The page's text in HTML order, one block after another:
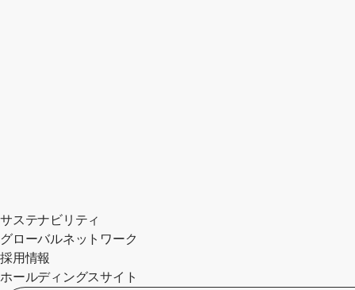
サステナビリティ
グローバルネットワーク
採用情報
ホールディングスサイト